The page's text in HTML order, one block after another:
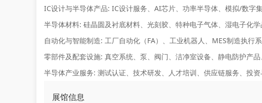
IC设计与半导体产品: IC设计服务、AI芯片、功率半导体、模拟/数字
半导体材料: 硅晶圆及衬底材料、光刻胶、特种电子气体、湿电子化
自动化与智能制造: 工厂自动化（FA）、工业机器人、MES制造执行
零部件及配套设施: 真空系统、泵、阀门、洁净室设备、静电防护产
半导体产业服务: 测试认证、技术研发、人才培训、供应链服务、投
展馆信息